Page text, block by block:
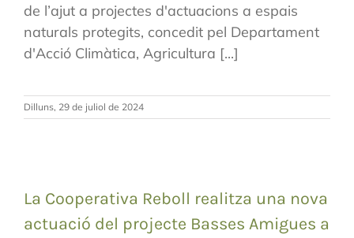
de l’ajut a projectes d'actuacions a espais
naturals protegits, concedit pel Departament
d'Acció Climàtica, Agricultura [...]
Dilluns, 29 de juliol de 2024
La Cooperativa Reboll realitza una nova
actuació del projecte Basses Amigues a